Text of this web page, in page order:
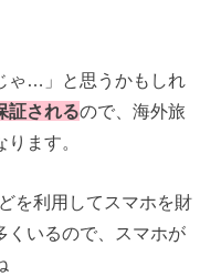
ゃ…」と思うかもしれ
証されるので、海外旅
ます。
を利用してスマホを財
くいるので、スマホが